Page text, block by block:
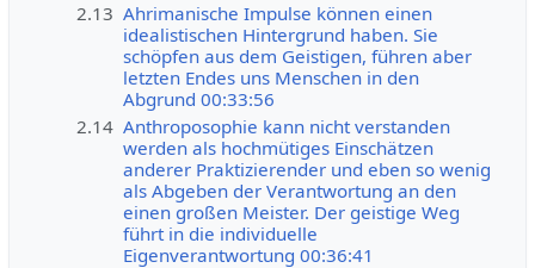
2.13 Ahrimanische Impulse können einen
idealistischen Hintergrund haben. Sie
schöpfen aus dem Geistigen, führen aber
letzten Endes uns Menschen in den
Abgrund 00:33:56
2.14 Anthroposophie kann nicht verstanden
werden als hochmütiges Einschätzen
anderer Praktizierender und eben so wenig
als Abgeben der Verantwortung an den
einen großen Meister. Der geistige Weg
führt in die individuelle
Eigenverantwortung 00:36:41